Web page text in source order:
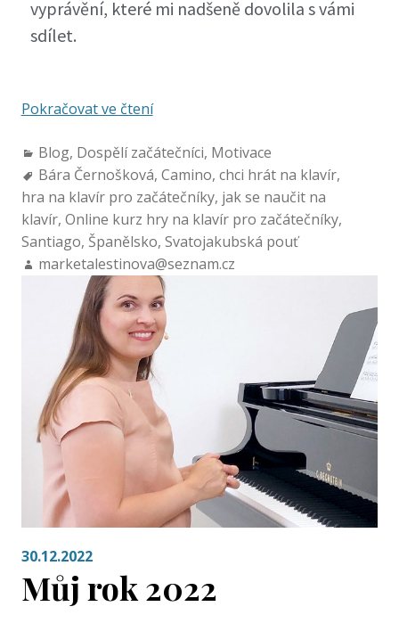
vyprávění, které mi nadšeně dovolila s vámi
sdílet.
Pokračovat ve čtení
Blog, Dospělí začátečníci, Motivace
Bára Černošková, Camino, chci hrát na klavír,
hra na klavír pro začátečníky, jak se naučit na
klavír, Online kurz hry na klavír pro začátečníky,
Santiago, Španělsko, Svatojakubská pouť
marketalestinova@seznam.cz
30.12.2022
Můj rok 2022